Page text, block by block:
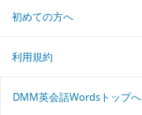
初めての方へ
利用規約
DMM英会話Wordsトップへ